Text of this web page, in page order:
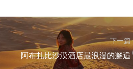
下一篇
阿布扎比沙漠酒店最浪漫的邂逅